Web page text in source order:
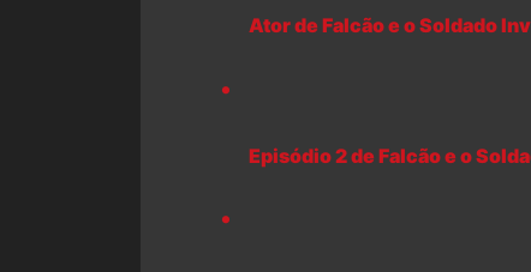
Ator de Falcão e o Soldado
Episódio 2 de Falcão e o